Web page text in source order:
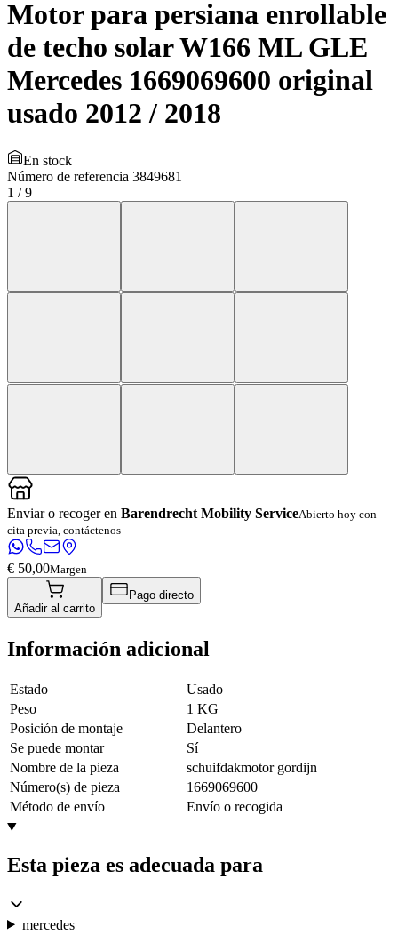
Motor para persiana enrollable
de techo solar W166 ML GLE
Mercedes 1669069600 original
usado 2012 / 2018
En stock
Número de referencia 3849681
1 /9
Enviar o recoger en Barendrecht Mobility ServiceAbierto hoy con
cita previa, contáctenos
€ 50,00Margen
Añadir al carrito
Pago directo
Información adicional
Estado
Usado
Peso
1 KG
Posición de montaje
Delantero
Se puede montar
Sí
Nombre de la pieza
schuifdakmotor gordijn
Número(s) de pieza
1669069600
Método de envío
Envío o recogida
Esta pieza es adecuada para
mercedes